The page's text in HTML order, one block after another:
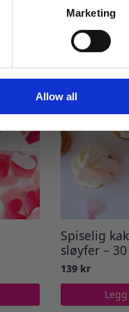
Marketing
Allow all
Spiselig
sløyfer –
139 kr